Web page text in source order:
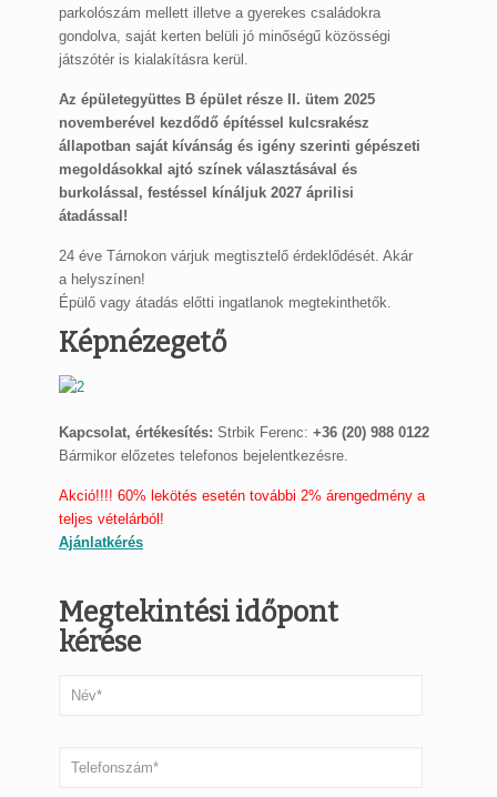
parkolószám mellett illetve a gyerekes családokra
gondolva, saját kerten belüli jó minőségű közösségi
játszótér is kialakításra kerül.
Az épületegyüttes B épület része II. ütem 2025
novemberével kezdődő építéssel kulcsrakész
állapotban saját kívánság és igény szerinti gépészeti
megoldásokkal ajtó színek választásával és
burkolással, festéssel kínáljuk 2027 áprilisi
átadással!
24 éve Tárnokon várjuk megtisztelő érdeklődését. Akár
a helyszínen!
Épülő vagy átadás előtti ingatlanok megtekinthetők.
Képnézegető
Kapcsolat, értékesítés: Strbik Ferenc: +36 (20) 988 0122
Bármikor előzetes telefonos bejelentkezésre.
Akció!!!! 60% lekötés esetén további 2% árengedmény a
teljes vételárból!
Ajánlatkérés
Megtekintési időpont
kérése